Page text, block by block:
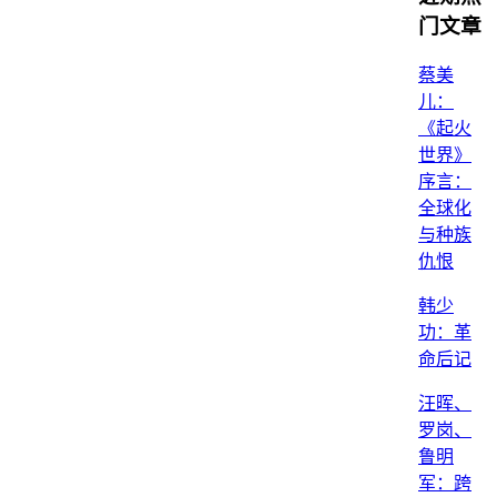
门文章
蔡美
儿：
《起火
世界》
序言：
全球化
与种族
仇恨
韩少
功：革
命后记
汪晖、
罗岗、
鲁明
军：跨